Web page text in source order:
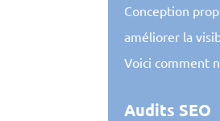
Conception
améliorer la
Voici comment
Audits SEO